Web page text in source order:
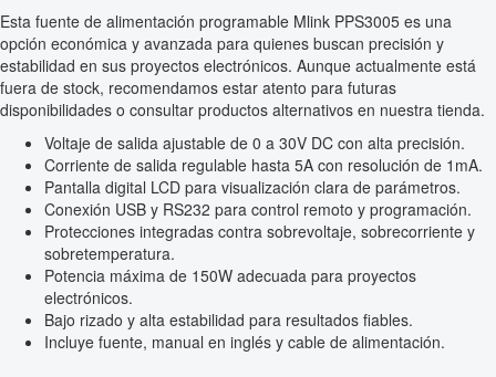
Esta fuente de alimentación programable Mlink PPS3005 es una
opción económica y avanzada para quienes buscan precisión y
estabilidad en sus proyectos electrónicos. Aunque actualmente está
fuera de stock, recomendamos estar atento para futuras
disponibilidades o consultar productos alternativos en nuestra tienda.
Voltaje de salida ajustable de 0 a 30V DC con alta precisión.
Corriente de salida regulable hasta 5A con resolución de 1mA.
Pantalla digital LCD para visualización clara de parámetros.
Conexión USB y RS232 para control remoto y programación.
Protecciones integradas contra sobrevoltaje, sobrecorriente y
sobretemperatura.
Potencia máxima de 150W adecuada para proyectos
electrónicos.
Bajo rizado y alta estabilidad para resultados fiables.
Incluye fuente, manual en inglés y cable de alimentación.